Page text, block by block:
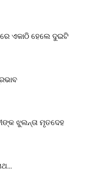
ଏକାଠି ହେଲେ ଦୁଇଟି
ଝୁଲନ୍ତା ମୃତଦେହ